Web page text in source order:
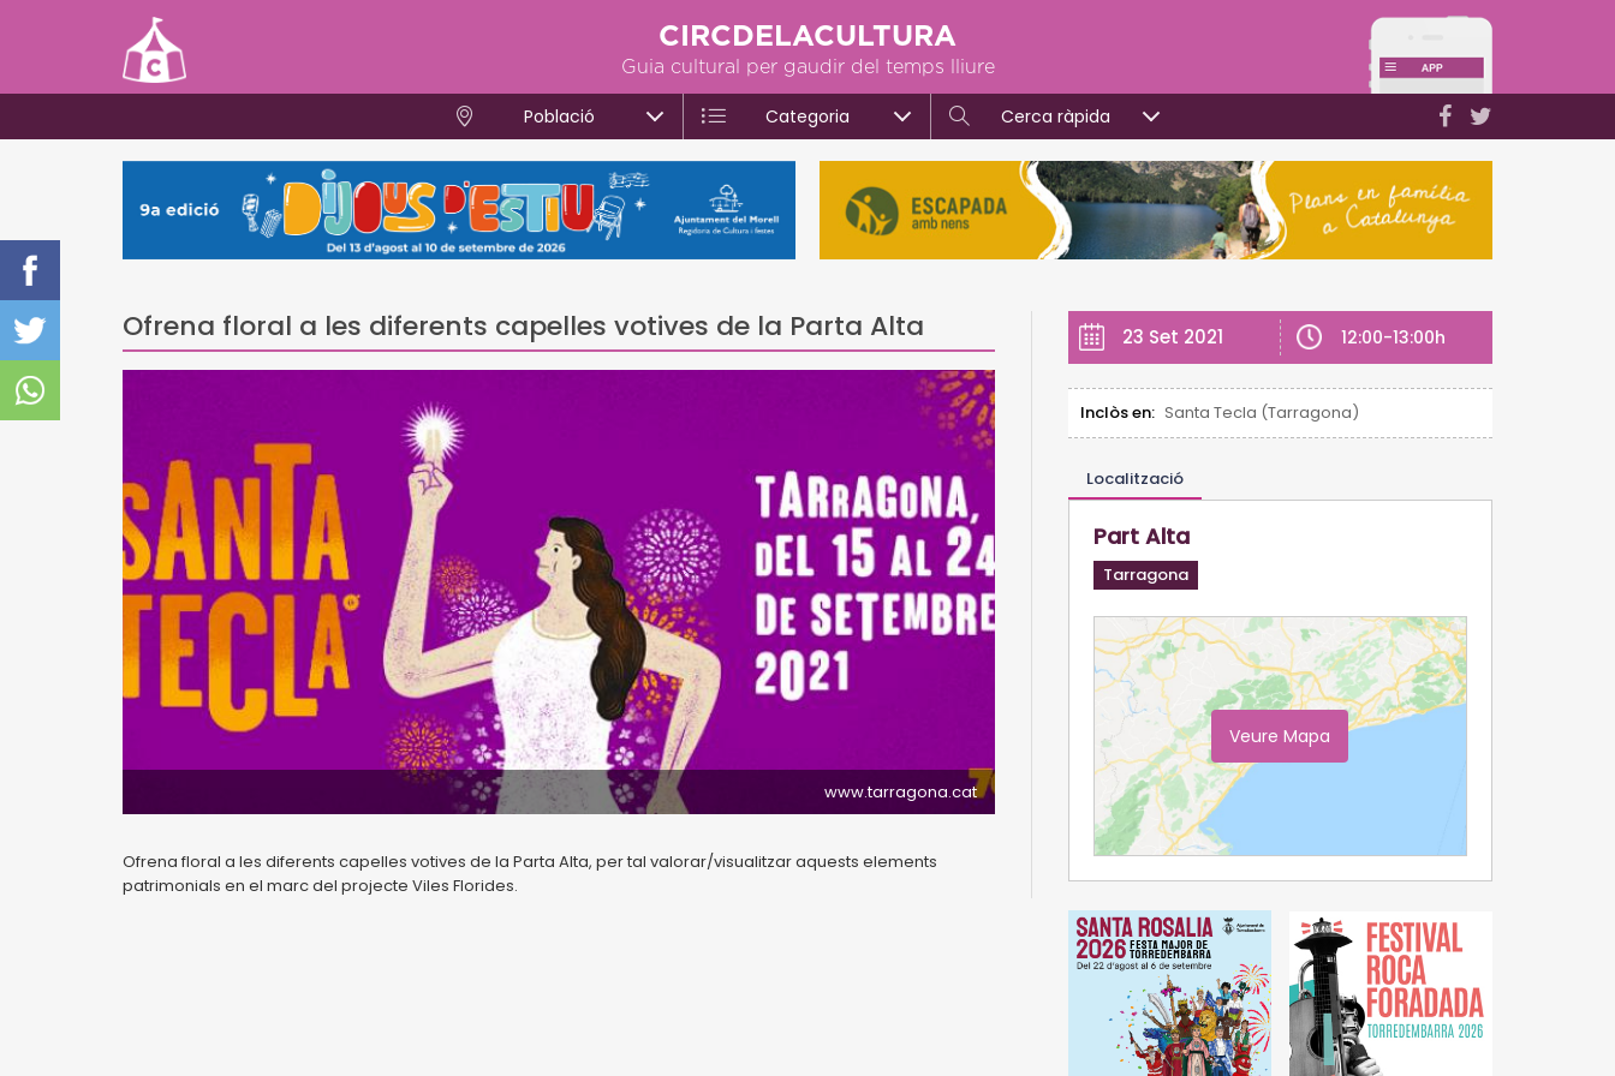
CIRCDELACULTURA
Guia cultural per gaudir del temps lliure
Població Categoria Cerca ràpida
Ofrena floral a les diferents capelles votives de la Parta Alta
www.tarragona.cat
Ofrena floral a les diferents capelles votives de la Parta Alta, per tal valorar/visualitzar aquests elements
patrimonials en el marc del projecte Viles Florides.
23 Set 2021 12:00-13:00h
Inclòs en: Santa Tecla (Tarragona)
Localització
Part Alta
Tarragona
Veure Mapa